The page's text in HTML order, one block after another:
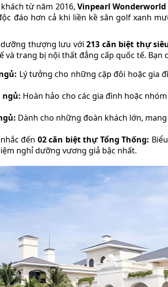
từ năm 2016,Vinpearl Wonderworld
đáo hơn cả khi liền kề sân golf xanh
thượng lưu với 213 căn biệt thự
trang bị nội thất đẳng cấp quốc tế. Bạn
Lý tưởng cho những cặp đôi hoặc gia
ngủ: Hoàn hảo cho các gia đình hoặc
Dành cho những đoàn khách lớn,
đến 02 căn biệt thự Tổng Thống:
nghỉ dưỡng vương giả bậc nhất.